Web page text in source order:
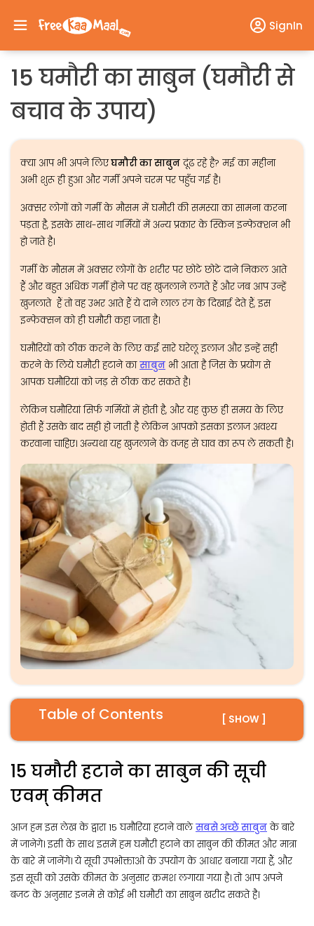
SignIn
15 घमौरी का साबुन (घमौरी से
बचाव के उपाय)
क्या आप भी अपने लिएघमौरी का साबुनदूंढ रहे है? मई का महीना
अभी शुरू ही हुआ और गर्मी अपने चरम पर पहुँच गई है।
अक्सर लोगों को गर्मी के मौसम में घमौरी की समस्या का सामना करना
पड़ता है, इसके साथ-साथ गर्मियों में अन्य प्रकार के स्किन इन्फेक्शन भी
हो जाते है।
गर्मी के मौसम में अक्सर लोगों के शरीर पर छोटे छोटे दाने निकल आते
हैं और बहुत अधिक गर्मी होने पर वह खुजलाने लगते हैं और जब आप उन्हें
खुजलाते हैं तो वह उभर आते हैं ये दाने लाल रंग के दिखाई देते हैं, इस
इन्फेक्सन को ही घमौरी कहा जाता है।
घमौरियों को ठीक करने के लिए कई सारे घरेलू इलाज और इन्हें सही
करने के लिये घमौरी हटाने कासाबुन भी आता है जिस के प्रयोग से
आपक घमौरियां को जड़ से ठीक कर सकते है।
लेकिन घमौरियां सिर्फ गर्मियों में होती है, और यह कुछ ही समय के लिए
होती हैं उसके बाद सही हो जाती है लेकिन आपको इसका इलाज अवश्य
करवाना चाहिए। अन्यथा यह खुजलाने के वजह से घाव का रूप ले सकती है।
Table of Contents [ SHOW ]
15 घमौरी हटाने का साबुन की सूची
एवम् कीमत
आज हम इस लेख के द्वारा 15 घमौरिया हटाने वालेसबसे अच्छे साबुनके बारे
में जानेगे। इसी के साथ इसमें हम घमौरी हटाने का साबुन की कीमत और मात्रा
के बारे में जानेंगे। ये सूची उपभोक्ताओ के उपयोग के आधार बनाया गया हैं, और
इस सूची को उसके कीमत के अनुसार क्रमश लगाया गया है। तो आप अपने
बजट के अनुसार इनमे से कोई भी घमौरी का साबुन खरीद सकते है।